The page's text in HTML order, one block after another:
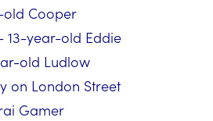
old Cooper
year-old Eddie
old Ludlow
on London Street
Gamer